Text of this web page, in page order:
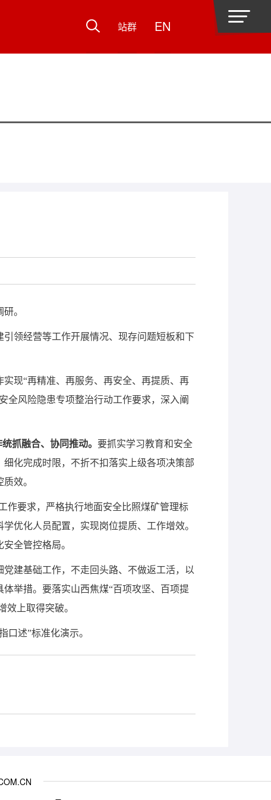
站群 EN
。
领经营等工作开展情况、现存问题短板和下
现“再精准、再服务、再安全、再提质、再
全风险隐患专项整治行动工作要求，深入阐
抓融合、协同推动。 要抓实学习教育和安全
化完成时限，不折不扣落实上级各项决策部
效。
作要求，严格执行地面安全比照煤矿管理标
优化人员配置，实现岗位提质、工作增效。
全管控格局。
党建基础工作，不走回头路、不做返工活，以
举措。要落实山西焦煤“百项攻坚、百项提
效上取得突破。
述”标准化演示。